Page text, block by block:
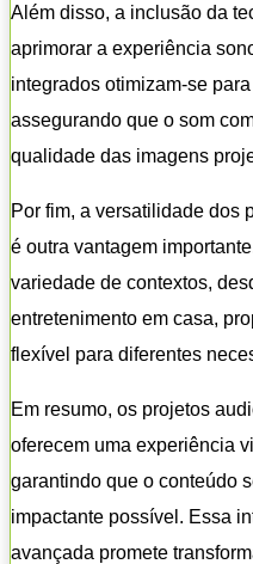
Além disso, a inclusão da
aprimorar a experiência
integrados otimizam-se
assegurando que o som
qualidade das imagens
Por fim, a versatilidade dos
é outra vantagem
variedade de contextos,
entretenimento em casa,
flexível para diferentes
Em resumo, os projetos
oferecem uma experiência
garantindo que o conteúdo
impactante possível. Essa
avançada promete